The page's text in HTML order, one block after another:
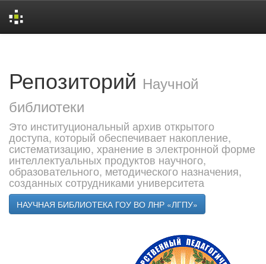
Репозиторий Научной
библиотеки
Это институциональный архив открытого
доступа, который обеспечивает накопление,
систематизацию, хранение в электронной форме
интеллектуальных продуктов научного,
образовательного, методического назначения,
созданных сотрудниками университета
НАУЧНАЯ БИБЛИОТЕКА ГОУ ВО ЛНР «ЛГПУ»